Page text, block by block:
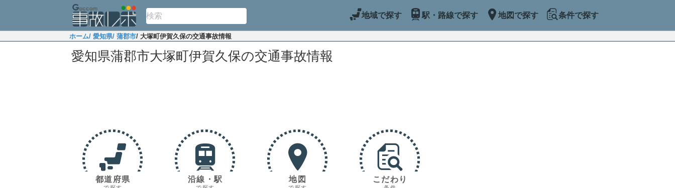
地域で探す 駅・路線で探す 地図で探す 条件で探す
ホーム/ 愛知県/ 蒲郡市/ 大塚町伊賀久保の交通事故情報
愛知県蒲郡市大塚町伊賀久保の交通事故情報
都道府県 沿線・駅 地図 こだわり